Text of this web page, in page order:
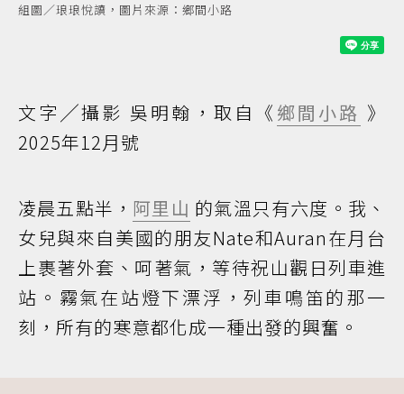
組圖／琅琅悅讀，圖片來源：鄉間小路
文字╱攝影 吳明翰，取自《 鄉間小路 》
2025年12月號
凌晨五點半， 阿里山 的氣溫只有六度。我、
女兒與來自美國的朋友Nate和Auran在月台
上裹著外套、呵著氣，等待祝山觀日列車進
站。霧氣在站燈下漂浮，列車鳴笛的那一
刻，所有的寒意都化成一種出發的興奮。